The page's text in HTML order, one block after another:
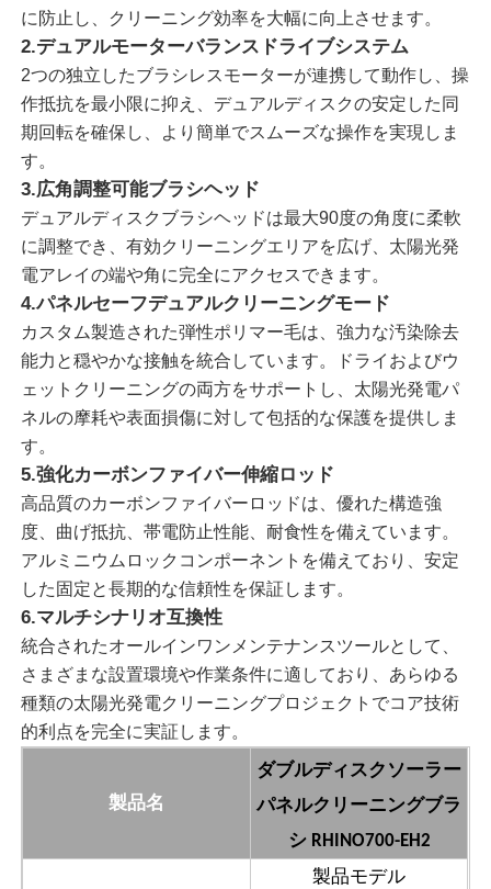
会社案内
品質管理
お問い合わせ
ニュース
すべての場合
見積依頼
太陽電池パネルのクリーニング ブラシ
ソーラーパネル回転ブラシ
ソーラーパネル 洗濯機 ブラシ
ソーラーパネルローラーブラシ
ソーラーパネル清掃ツール
ソーラーパネル洗濯設備
に防止し、クリーニング効率を大幅に向上させます。
2.デュアルモーターバランスドライブシステム
2つの独立したブラシレスモーターが連携して動作し、操
作抵抗を最小限に抑え、デュアルディスクの安定した同
期回転を確保し、より簡単でスムーズな操作を実現しま
す。
3.広角調整可能ブラシヘッド
デュアルディスクブラシヘッドは最大90度の角度に柔軟
に調整でき、有効クリーニングエリアを広げ、太陽光発
電アレイの端や角に完全にアクセスできます。
4.パネルセーフデュアルクリーニングモード
カスタム製造された弾性ポリマー毛は、強力な汚染除去
能力と穏やかな接触を統合しています。ドライおよびウ
ェットクリーニングの両方をサポートし、太陽光発電パ
ネルの摩耗や表面損傷に対して包括的な保護を提供しま
す。
5.強化カーボンファイバー伸縮ロッド
高品質のカーボンファイバーロッドは、優れた構造強
度、曲げ抵抗、帯電防止性能、耐食性を備えています。
アルミニウムロックコンポーネントを備えており、安定
した固定と長期的な信頼性を保証します。
6.マルチシナリオ互換性
統合されたオールインワンメンテナンスツールとして、
さまざまな設置環境や作業条件に適しており、あらゆる
種類の太陽光発電クリーニングプロジェクトでコア技術
的利点を完全に実証します。
製品名
ダブルディスクソーラー
パネルクリーニングブラ
シ RHINO700-EH2
製品モデル